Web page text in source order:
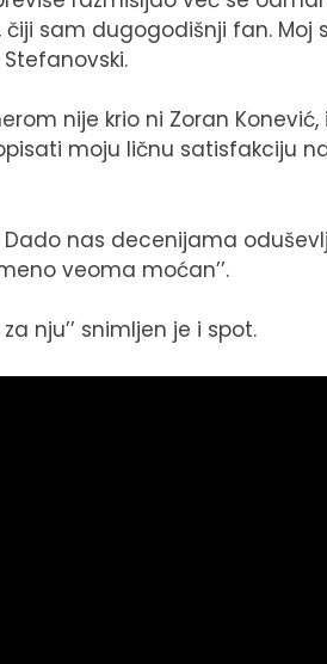
čiji sam dugogodišnji fan. Moj
nije krio ni Zoran
opisati moju ličnu satisfakciju
Dado nas decenijama
veoma moćan’’.
nju’’ snimljen je i spot.